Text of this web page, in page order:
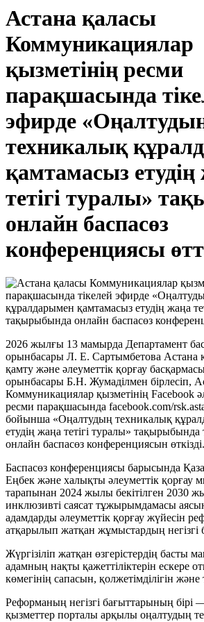
Астана қаласы
Коммуникациялар
қызметінің ресми
парақшасында
эфирде
техникалық
қамтамасыз етудің
тетігі туралы»
онлайн баспасөз
конференциясы
2026 жылғы 13 мамырда Департамент
орынбасары Л. Е. Сартымбетова Астана
қамту және әлеуметтік қорғау
орынбасары Б.Н. Жумаділмен бірлесіп,
Коммуникациялар қызметінің Facebook
ресми парақшасында facebook.com/
бойынша «Оңалтудың техникалық
етудің жаңа тетігі туралы» тақырыбында
онлайн баспасөз конференциясын өткізді.
Баспасөз конференциясы барысында
Еңбек және халықты әлеуметтік қорғау
тарапынан 2024 жылы бекітілген 2030
инклюзивті саясат тұжырымдамасы
адамдарды әлеуметтік қорғау жүйесін
атқарылып жатқан жұмыстардың
Жүргізіліп жатқан өзгерістердің басты
адамның нақты қажеттіліктерін ескере
көмегінің сапасын, қолжетімділігін және
Реформаның негізгі бағыттарының бірі
қызметтер порталы арқылы оңалтудың